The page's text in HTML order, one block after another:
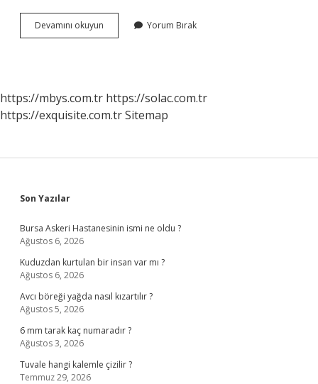
Devamını okuyun
muavin
Yorum Bırak
https://mbys.com.tr https://solac.com.tr
https://exquisite.com.trSitemap
Sidebar
Son Yazılar
Bursa Askeri Hastanesinin ismi ne oldu ?
Ağustos 6, 2026
Kuduzdan kurtulan bir insan var mı ?
Ağustos 6, 2026
Avcı böreği yağda nasıl kızartılır ?
Ağustos 5, 2026
6 mm tarak kaç numaradır ?
Ağustos 3, 2026
Tuvale hangi kalemle çizilir ?
Temmuz 29, 2026